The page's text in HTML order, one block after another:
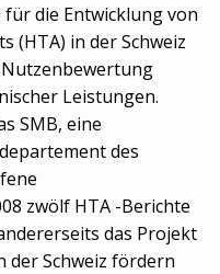
die Entwicklung von
(HTA) in der Schweiz
Leistungen.
SMB, eine
des
zwölf HTA -Berichte
das Projekt
der Schweiz fördern